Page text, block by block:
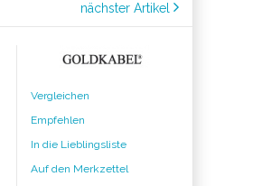
nächster Artikel
Vergleichen
Empfehlen
In die Lieblingsliste
Auf den Merkzettel